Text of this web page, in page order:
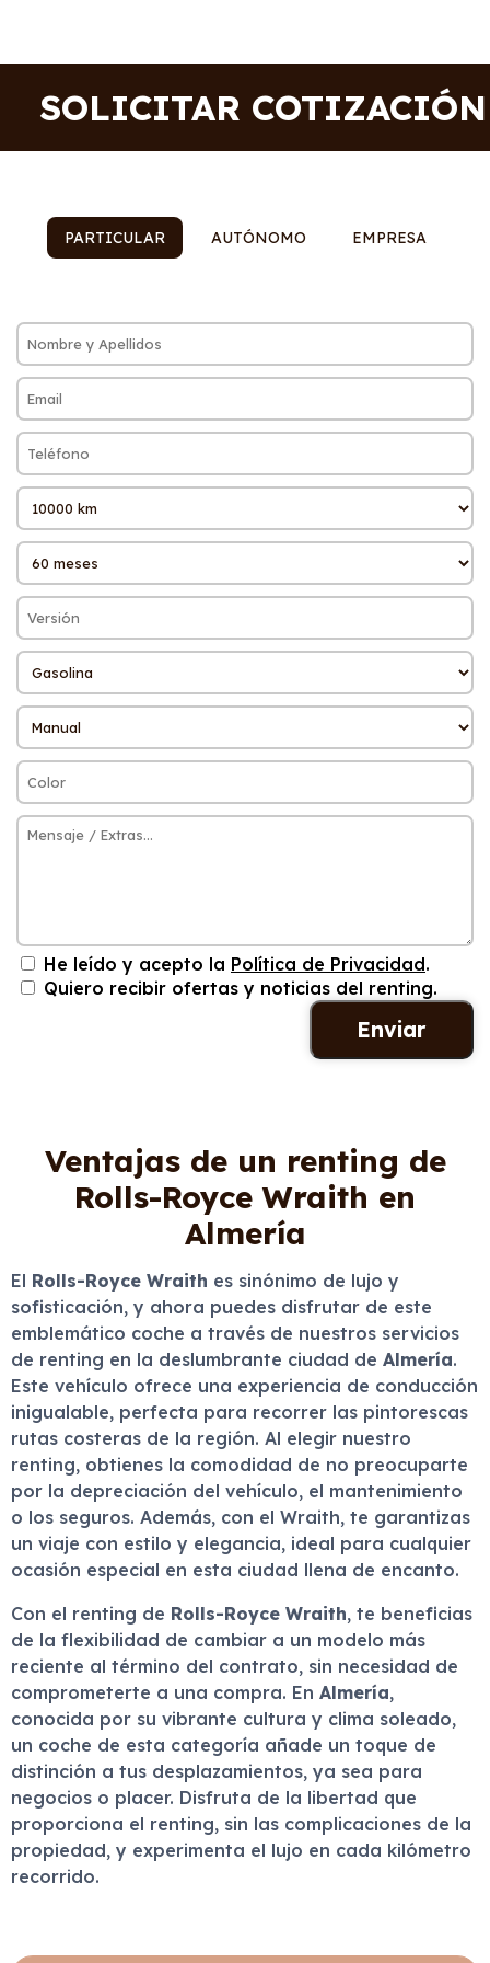
SOLICITAR COTIZACIÓN
PARTICULAR AUTÓNOMO EMPRESA
He leído y acepto la Política de Privacidad.
Quiero recibir ofertas y noticias del renting.
Ventajas de un renting de
Rolls-Royce Wraith en
Almería
El Rolls-Royce Wraith es sinónimo de lujo y
sofisticación, y ahora puedes disfrutar de este
emblemático coche a través de nuestros servicios
de renting en la deslumbrante ciudad de Almería.
Este vehículo ofrece una experiencia de conducción
inigualable, perfecta para recorrer las pintorescas
rutas costeras de la región. Al elegir nuestro
renting, obtienes la comodidad de no preocuparte
por la depreciación del vehículo, el mantenimiento
o los seguros. Además, con el Wraith, te garantizas
un viaje con estilo y elegancia, ideal para cualquier
ocasión especial en esta ciudad llena de encanto.
Con el renting de Rolls-Royce Wraith, te beneficias
de la flexibilidad de cambiar a un modelo más
reciente al término del contrato, sin necesidad de
comprometerte a una compra. En Almería,
conocida por su vibrante cultura y clima soleado,
un coche de esta categoría añade un toque de
distinción a tus desplazamientos, ya sea para
negocios o placer. Disfruta de la libertad que
proporciona el renting, sin las complicaciones de la
propiedad, y experimenta el lujo en cada kilómetro
recorrido.